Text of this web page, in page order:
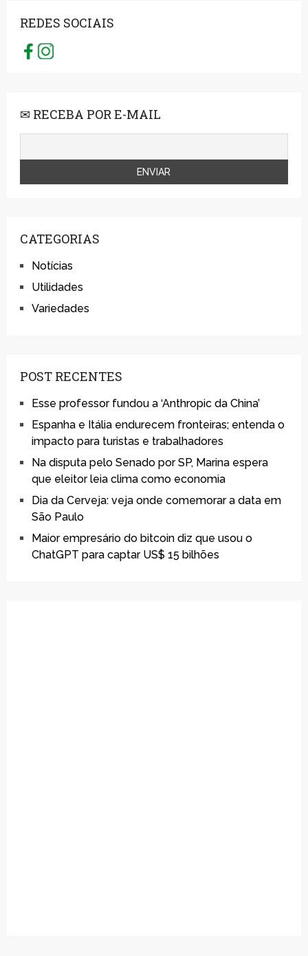
REDES SOCIAIS
✉ RECEBA POR E-MAIL
CATEGORIAS
Notícias
Utilidades
Variedades
POST RECENTES
Esse professor fundou a ‘Anthropic da China’
Espanha e Itália endurecem fronteiras; entenda o
impacto para turistas e trabalhadores
Na disputa pelo Senado por SP, Marina espera
que eleitor leia clima como economia
Dia da Cerveja: veja onde comemorar a data em
São Paulo
Maior empresário do bitcoin diz que usou o
ChatGPT para captar US$ 15 bilhões